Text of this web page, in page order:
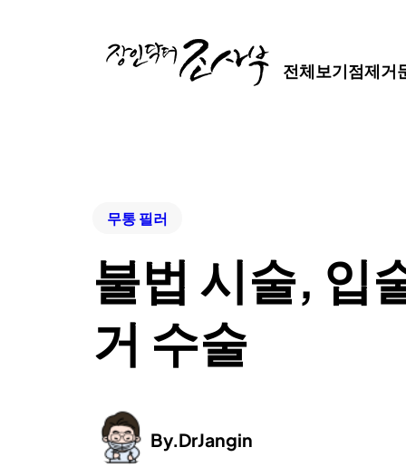
전체보기점제거
무통 필러
불법 시술, 입
거 수술
By.DrJangin